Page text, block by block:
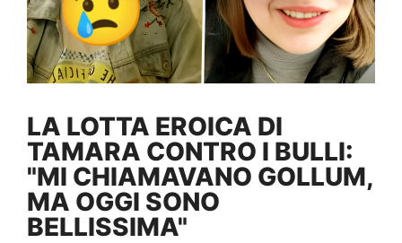
LA LOTTA EROICA DI
TAMARA CONTRO I BULLI:
"MI CHIAMAVANO GOLLUM,
MA OGGI SONO
BELLISSIMA"